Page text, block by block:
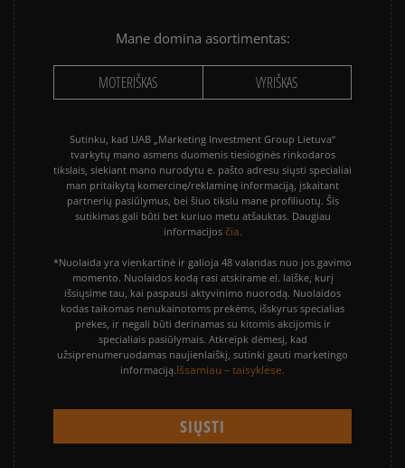
Mane domina asortimentas:
MOTERIŠKAS VYRIŠKAS
Sutinku, kad UAB „Marketing Investment Group Lietuva“
tvarkytų mano asmens duomenis tiesioginės rinkodaros
tikslais, siekiant mano nurodytu e. pašto adresu siųsti specialiai
man pritaikytą komercinę/reklaminę informaciją, įskaitant
partnerių pasiūlymus, bei šiuo tikslu mane profiliuotų. Šis
sutikimas gali būti bet kuriuo metu atšauktas. Daugiau
informacijos čia.
*Nuolaida yra vienkartinė ir galioja 48 valandas nuo jos gavimo
momento. Nuolaidos kodą rasi atskirame el. laiške, kurį
išsiųsime tau, kai paspausi aktyvinimo nuorodą. Nuolaidos
kodas taikomas nenukainotoms prekėms, išskyrus specialias
prekes, ir negali būti derinamas su kitomis akcijomis ir
specialiais pasiūlymais. Atkreipk dėmesį, kad
užsiprenumeruodamas naujienlaiškį, sutinki gauti marketingo
informaciją.Išsamiau – taisyklėse.